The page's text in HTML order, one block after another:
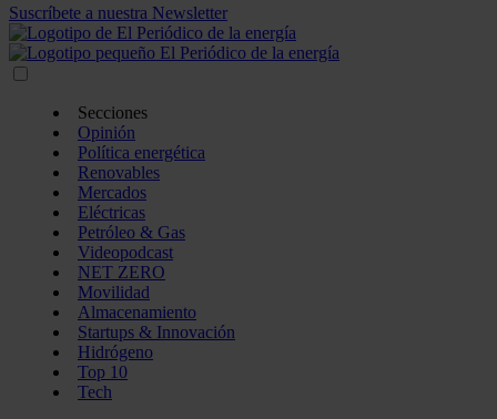
Suscríbete a nuestra Newsletter
Secciones
Opinión
Política energética
Renovables
Mercados
Eléctricas
Petróleo & Gas
Videopodcast
NET ZERO
Movilidad
Almacenamiento
Startups & Innovación
Hidrógeno
Top 10
Tech